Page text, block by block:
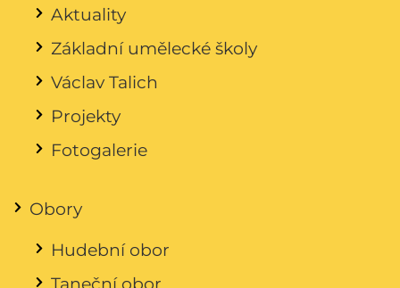
Aktuality
Základní umělecké školy
Václav Talich
Projekty
Fotogalerie
Obory
Hudební obor